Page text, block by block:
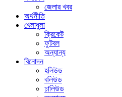
জেলার খবর
অর্থনীতি
খেলাধুলা
ক্রিকেট
ফুটবল
অন্যান্য
বিনোদন
হলিউড
বলিউড
ঢালিউড